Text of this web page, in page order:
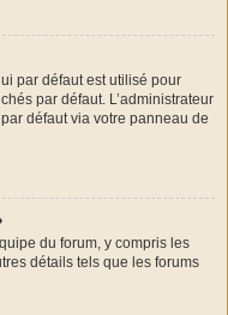
par défaut est utilisé pour
par défaut. L’administrateur
défaut via votre panneau de
du forum, y compris les
détails tels que les forums